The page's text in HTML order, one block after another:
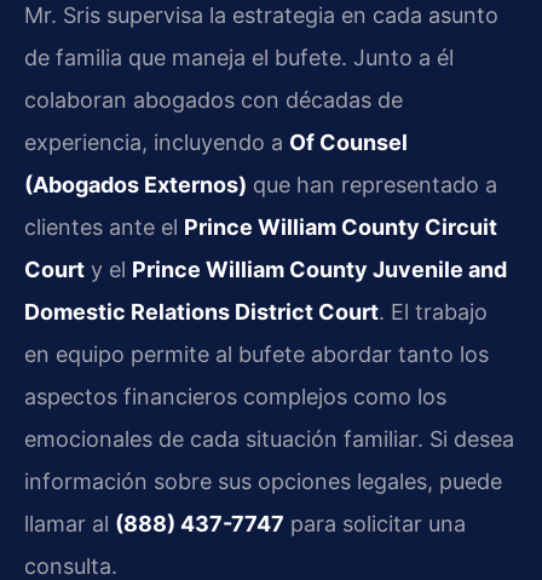
Mr. Sris supervisa la estrategia en cada asunto
de familia que maneja el bufete. Junto a él
colaboran abogados con décadas de
experiencia, incluyendo a Of Counsel
(Abogados Externos) que han representado a
clientes ante el Prince William County Circuit
Court y el Prince William County Juvenile and
Domestic Relations District Court. El trabajo
en equipo permite al bufete abordar tanto los
aspectos financieros complejos como los
emocionales de cada situación familiar. Si desea
información sobre sus opciones legales, puede
llamar al (888) 437-7747 para solicitar una
consulta.